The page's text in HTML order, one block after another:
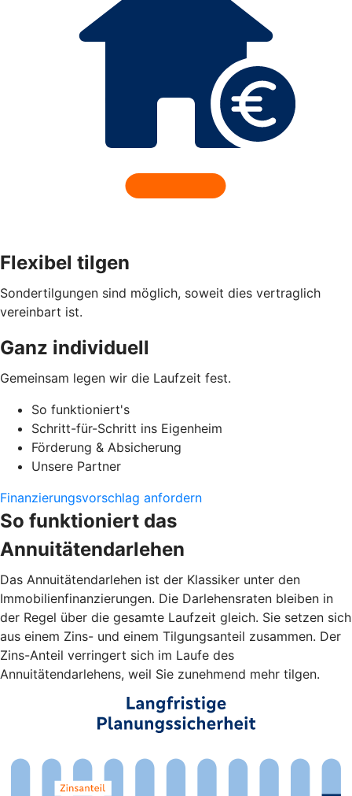
Flexibel tilgen
Sondertilgungen sind möglich, soweit dies vertraglich
vereinbart ist.
Ganz individuell
Gemeinsam legen wir die Laufzeit fest.
So funktioniert's
Schritt-für-Schritt ins Eigenheim
Förderung & Absicherung
Unsere Partner
Finanzierungsvorschlag anfordern
So funktioniert das
Annuitätendarlehen
Das Annuitätendarlehen ist der Klassiker unter den
Immobilienfinanzierungen. Die Darlehensraten bleiben in
der Regel über die gesamte Laufzeit gleich. Sie setzen sich
aus einem Zins- und einem Tilgungsanteil zusammen. Der
Zins-Anteil verringert sich im Laufe des
Annuitätendarlehens, weil Sie zunehmend mehr tilgen.